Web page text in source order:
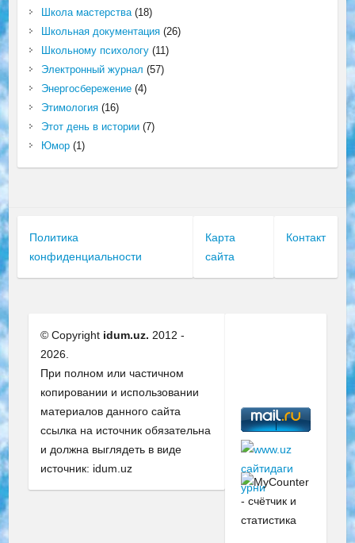
Школа мастерства(18)
Школьная документация(26)
Школьному психологу(11)
Электронный журнал (57)
Энергосбережение(4)
Этимология(16)
Этот день в истории(7)
Юмор(1)
Политика
конфиденциальности
Карта
сайта
Контакт
© Copyright idum.uz. 2012 -
2026.
При полном или частичном
копировании и использовании
материалов данного сайта
ссылка на источник обязательна
и должна выглядеть в виде
источник: idum.uz